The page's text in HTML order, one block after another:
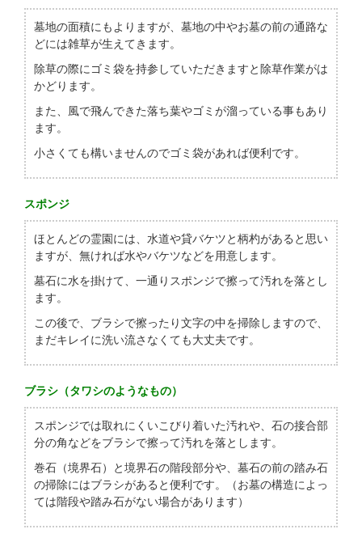
墓地の面積にもよりますが、墓地の中やお墓の前の通路な
どには雑草が生えてきます。
除草の際にゴミ袋を持参していただきますと除草作業がは
かどります。
また、風で飛んできた落ち葉やゴミが溜っている事もあり
ます。
小さくても構いませんのでゴミ袋があれば便利です。
スポンジ
ほとんどの霊園には、水道や貸バケツと柄杓があると思い
ますが、無ければ水やバケツなどを用意します。
墓石に水を掛けて、一通りスポンジで擦って汚れを落とし
ます。
この後で、ブラシで擦ったり文字の中を掃除しますので、
まだキレイに洗い流さなくても大丈夫です。
ブラシ（タワシのようなもの）
スポンジでは取れにくいこびり着いた汚れや、石の接合部
分の角などをブラシで擦って汚れを落とします。
巻石（境界石）と境界石の階段部分や、墓石の前の踏み石
の掃除にはブラシがあると便利です。（お墓の構造によっ
ては階段や踏み石がない場合があります）